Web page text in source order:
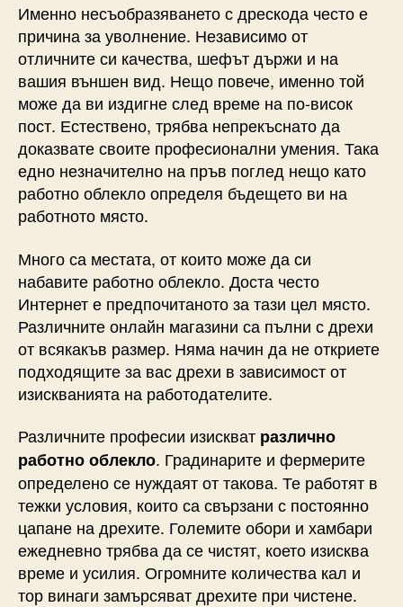
Именно несъобразяването с дрескода често е
причина за уволнение. Независимо от
отличните си качества, шефът държи и на
вашия външен вид. Нещо повече, именно той
може да ви издигне след време на по-висок
пост. Естествено, трябва непрекъснато да
доказвате своите професионални умения. Така
едно незначително на пръв поглед нещо като
работно облекло определя бъдещето ви на
работното място.
Много са местата, от които може да си
набавите работно облекло. Доста често
Интернет е предпочитаното за тази цел място.
Различните онлайн магазини са пълни с дрехи
от всякакъв размер. Няма начин да не откриете
подходящите за вас дрехи в зависимост от
изискванията на работодателите.
Различните професии изискват различно
работно облекло. Градинарите и фермерите
определено се нуждаят от такова. Те работят в
тежки условия, които са свързани с постоянно
цапане на дрехите. Големите обори и хамбари
ежедневно трябва да се чистят, което изисква
време и усилия. Огромните количества кал и
тор винаги замърсяват дрехите при чистене.